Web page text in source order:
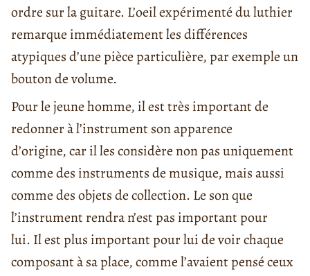
ordre sur la guitare. L’oeil expérimenté du luthier
remarque immédiatement les différences
atypiques d’une pièce particulière, par exemple un
bouton de volume.
Pour le jeune homme, il est très important de
redonner à l’instrument son apparence
d’origine, car il les considère non pas uniquement
comme des instruments de musique, mais aussi
comme des objets de collection. Le son que
l’instrument rendra n’est pas important pour
lui. Il est plus important pour lui de voir chaque
composant à sa place, comme l’avaient pensé ceux